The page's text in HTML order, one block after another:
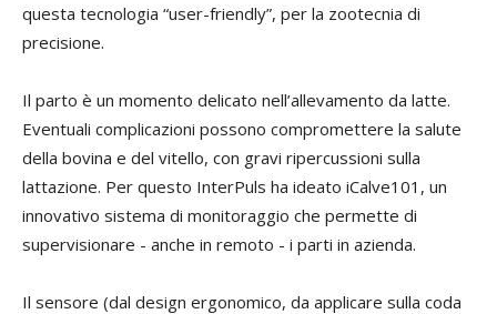
questa tecnologia “user-friendly”, per la zootecnia di
precisione.
Il parto è un momento delicato nell’allevamento da latte.
Eventuali complicazioni possono compromettere la salute
della bovina e del vitello, con gravi ripercussioni sulla
lattazione. Per questo InterPuls ha ideato iCalve101, un
innovativo sistema di monitoraggio che permette di
supervisionare - anche in remoto - i parti in azienda.
Il sensore (dal design ergonomico, da applicare sulla coda